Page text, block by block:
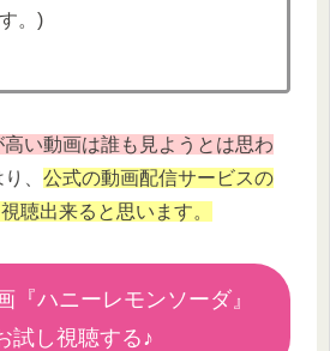
。)
高い動画は誰も見ようとは思わ
、 公式の動画配信サービスの
聴出来ると思います。
『ハニーレモンソーダ』
試し視聴する♪